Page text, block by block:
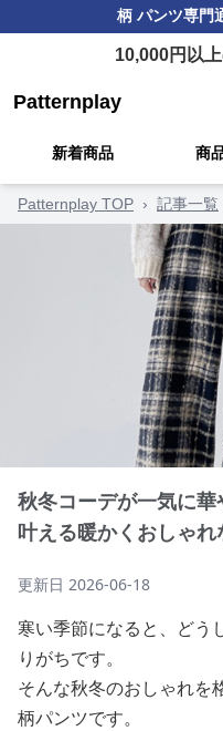
柄 パンツ専門
10,000円以
Patternplay
新着商品 商
Patternplay TOP › 記事一覧
秋冬コーデが一気に
叶える暖かくおしゃ
更新日 2026-06-18
寒い季節になると、どう
りがちです。
そんな秋冬のおしゃれを
柄パンツです。